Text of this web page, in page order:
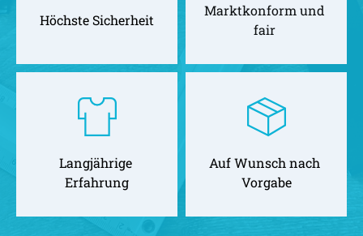
Höchste Sicherheit
Marktkonform und
fair
Langjährige
Erfahrung
Auf Wunsch nach
Vorgabe